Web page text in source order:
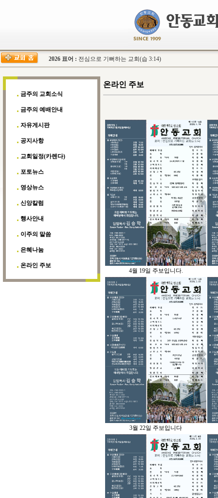
2026 표어 : 전심으로 기뻐하는 교회(습 3:14)
금주의 교회소식
금주의 예배안내
자유게시판
공지사항
교회일정(카렌다)
포토뉴스
영상뉴스
신앙칼럼
행사안내
이주의 말씀
은혜나눔
온라인 주보
온라인 주보
4월 19일 주보입니다.
3월 22일 주보입니다